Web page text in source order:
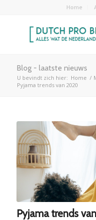
Home
Blog - laatste nieuws
U bevindt zich hier: Home /
Pyjama trends van 2020
Pyjama trends